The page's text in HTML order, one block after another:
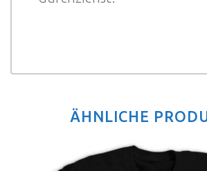
ÄHNLICHE